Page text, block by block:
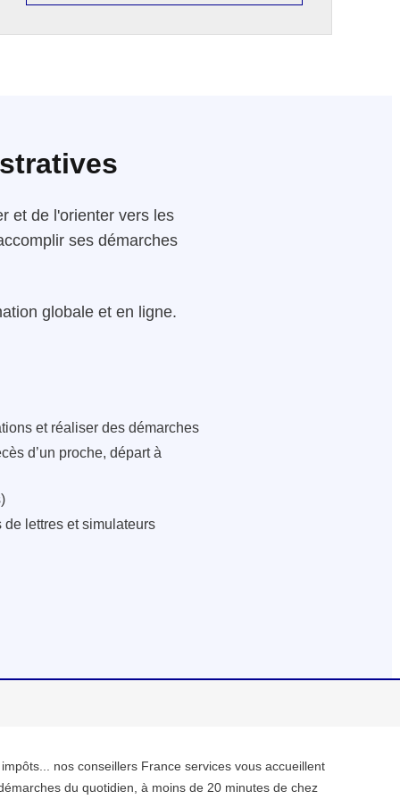
et de l'orienter vers les
ses démarches
globale et en ligne.
et réaliser des démarches
d’un proche, départ à
lettres et simulateurs
nos conseillers France services vous accueillent
du quotidien, à moins de 20 minutes de chez